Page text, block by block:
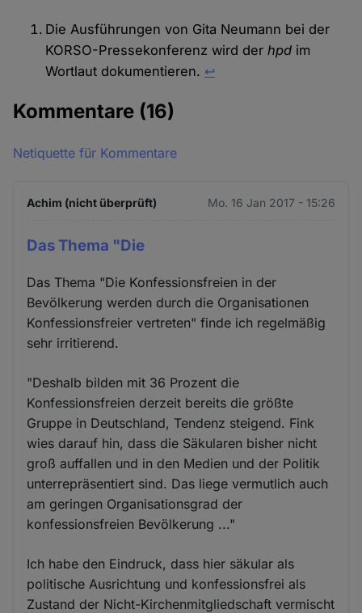
Die Ausführungen von Gita Neumann bei der
KORSO-Pressekonferenz wird derhpd im
Wortlaut dokumentieren. ↩︎
Kommentare (16)
Netiquette für Kommentare
Achim (nicht überprüft) Mo. 16 Jan 2017 - 15:26
Das Thema "Die
Das Thema "Die Konfessionsfreien in der
Bevölkerung werden durch die Organisationen
Konfessionsfreier vertreten" finde ich regelmäßig
sehr irritierend.
"Deshalb bilden mit 36 Prozent die
Konfessionsfreien derzeit bereits die größte
Gruppe in Deutschland, Tendenz steigend. Fink
wies darauf hin, dass die Säkularen bisher nicht
groß auffallen und in den Medien und der Politik
unterrepräsentiert sind. Das liege vermutlich auch
am geringen Organisationsgrad der
konfessionsfreien Bevölkerung ..."
Ich habe den Eindruck, dass hier säkular als
politische Ausrichtung und konfessionsfrei als
Zustand der Nicht-Kirchenmitgliedschaft vermischt